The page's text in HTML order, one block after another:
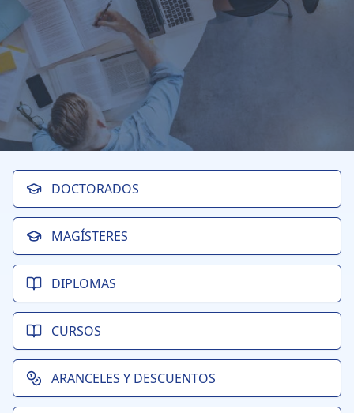
DOCTORADOS
MAGÍSTERES
DIPLOMAS
CURSOS
ARANCELES Y DESCUENTOS